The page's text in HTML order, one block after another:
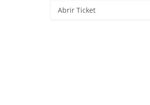
Abrir Ticket